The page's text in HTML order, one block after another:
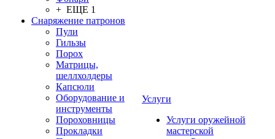
+ ЕЩЕ 1
Снаряжение патронов
Пули
Гильзы
Порох
Матрицы,
шеллхолдеры
Капсюли
Оборудование и
инструменты
Пороховницы
Прокладки
Услуги
Услуги оружейной
мастерской